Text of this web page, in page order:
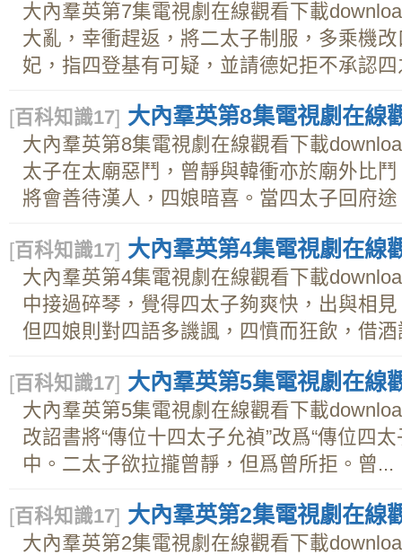
大內羣英第7集電視劇在線觀看下載
大亂，幸衝趕返，將二太子制服，多乘機
妃，指四登基有可疑，並請德妃拒不承認
[百科知識17] 大內羣英第8集電視劇在線
大內羣英第8集電視劇在線觀看下載
太子在太廟惡鬥，曾靜與韓衝亦於廟外比
將會善待漢人，四娘暗喜。當四太子回府
[百科知識17] 大內羣英第4集電視劇在線
大內羣英第4集電視劇在線觀看下載
中接過碎琴，覺得四太子夠爽快，出與相
但四娘則對四語多譏諷，四憤而狂飲，借
[百科知識17] 大內羣英第5集電視劇在線
大內羣英第5集電視劇在線觀看下載
改詔書將“傳位十四太子允禎”改爲“傳位四
中。二太子欲拉攏曾靜，但爲曾所拒。曾...
[百科知識17] 大內羣英第2集電視劇在線
大內羣英第2集電視劇在線觀看下載